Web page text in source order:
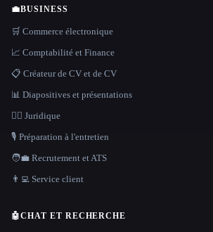
💼BUSINESS
🛒 Commerce électronique
📈 Comptabilité et Finance
📋 Créateur de CV et de CV
📊 Diapositives et présentations
👩‍⚖️ Juridique
🎙️ Préparation à l'entretien
🧑‍💼 Recrutement et ATS
👨‍💻 Service client
🤖CHAT ET RECHERCHE